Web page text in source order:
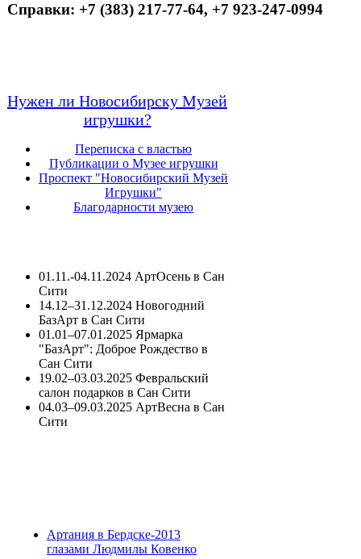
Справки: +7 (383) 217-77-64, +7 923-247-0994
Нужен ли Новосибирску Музей
игрушки?
Переписка с властью
Публикации о Музее игрушки
Проспект "Новосибирский Музей
Игрушки"
Благодарности музею
01.11.-04.11.2024 АртОсень в Сан
Сити
14.12–31.12.2024 Новогодний
БазАрт в Сан Сити
01.01–07.01.2025 Ярмарка
"БазАрт": Доброе Рождество в
Сан Сити
19.02–03.03.2025 Февральский
салон подарков в Сан Сити
04.03–09.03.2025 АртВесна в Сан
Сити
Артания в Бердске-2013
глазами Людмилы Ковенко